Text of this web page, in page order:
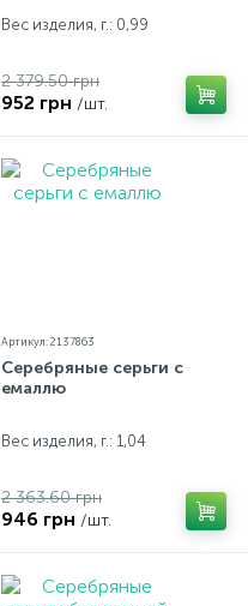
Вес изделия, г.: 0,99
2 379.50 грн
952 грн /шт.
Артикул: 2137863
Серебряные серьги с
емаллю
Вес изделия, г.: 1,04
2 363.60 грн
946 грн /шт.